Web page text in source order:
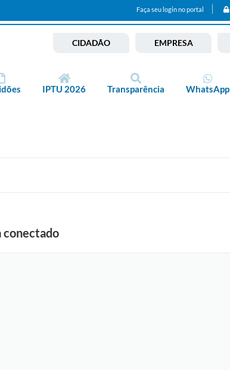
Faça seu login no portal
CIDADÃO EMPRESA
IPTU 2026 Transparência WhatsApp
conectado